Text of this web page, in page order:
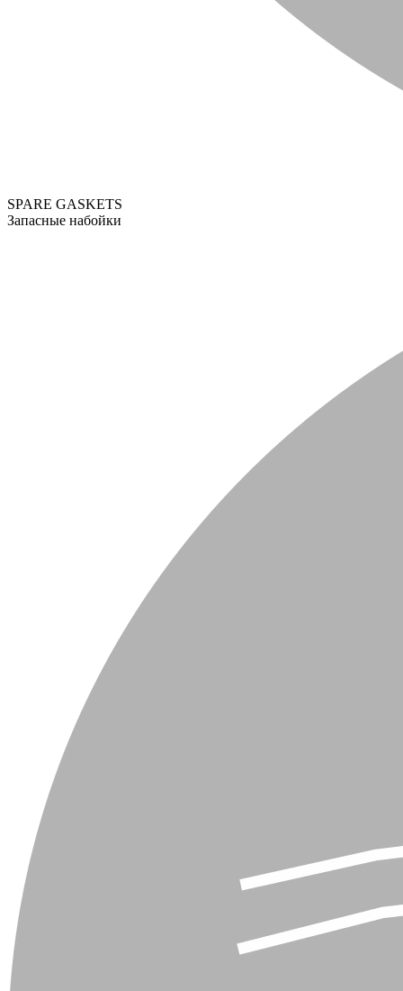
SPARE GASKETS
Запасные набойки